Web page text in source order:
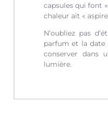
capsules qui font
chaleur ait «
N’oubliez pas
parfum et la date
conserver dans
lumière.